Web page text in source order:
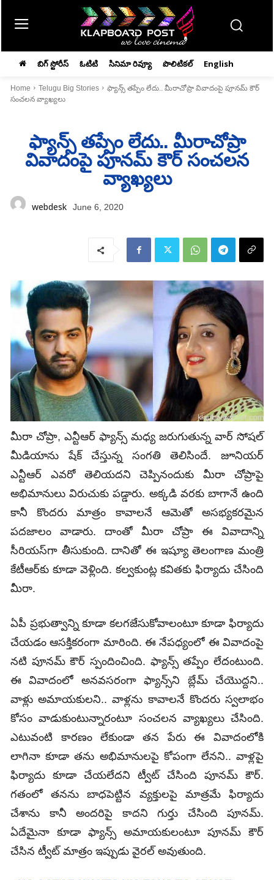
బిగ్ స్టోరీస్ ఓటిటి సినిమా రివ్యూ పొలిటికల్ English
Home Telugu Big Stories
ఫ్యాన్స్‌ తప్పేం లేదు.. మీరాచోప్రా వివాదంపై పూనమ్‌ కౌర్‌
సంచలన వ్యాఖ్యలు
ఫ్యాన్స్‌ తప్పేం లేదు.. మీరాచోప్రా
వివాదంపై పూనమ్‌ కౌర్‌ సంచలన
వ్యాఖ్యలు
webdesk June 6, 2020
మీరా చోప్రా, ఎన్టీఆర్ ఫ్యాన్స్ మధ్య జరుగుతున్న వార్‌ సోషల్‌
మీడియాను షేక్‌ చేస్తున్న సంగతి తెలిసిందే. జూనియర్
ఎన్టీఆర్ ఎవరో తెలియదని చెప్పినందుకు మీరా చోప్రాపై
అభిమానులు విరుచుకు పడ్డారు. అక్కడి వరకు బాగానే ఉంది
కానీ కొందరు మాత్రం కావాలనే ఆమెతో అసభ్యకరమైన
పదజాలం వాడారు. దాంతో మీరా చోప్రా ఈ వివాదాన్ని
సీరియస్‌గా తీసుకుంది. దానితో ఈ ఇష్యూ తెలంగాణ మంత్రి
కేటీఆర్‌కు కూడా వెళ్లింది. కల్వకుంట్ల కవితకు ఫిర్యాదు చేసింది
మీరా.
ఏపీ ప్రభుత్వాన్ని కూడా కలగజేసుకోవాలంటూ కూడా ఫిర్యాదు
చేయడం ఆసక్తికరంగా మారింది. ఈ నేపధ్యంలో ఈ వివాదంపై
నటి పూనమ్ కౌర్ స్పందించింది. ఫ్యాన్స్ తప్పేం లేదంటుంది.
ఈ వివాదంలో అనవసరంగా ఫ్యాన్స్‌ని బ్లేమ్ చేయొద్దని..
వాళ్లు అమాయకులని.. వాళ్లను కావాలనే కొందరు స్వలాభం
కోసం వాడుకుంటున్నారంటూ సంచలన వ్యాఖ్యలు చేసింది.
ఎటువంటి కారణం లేకుండా తన పేరు ఈ వివాదంలోకి
లాగినా కూడా తను అభిమానులపై కోపంగా లేనని.. వాళ్లపై
ఫిర్యాదు కూడా చేయలేదని ట్వీట్ చేసింది పూనమ్ కౌర్.
గతంలో తనను బాధపెట్టిన వ్యక్తులపై మాత్రమే ఫిర్యాదు
చేశాను కానీ అందరిపై కాదని గుర్తు చేసింది పూనమ్.
ఏదేమైనా కూడా ఫ్యాన్స్ అమాయకులంటూ పూనమ్ కౌర్
చేసిన ట్వీట్ మాత్రం ఇప్పుడు వైరల్ అవుతుంది.